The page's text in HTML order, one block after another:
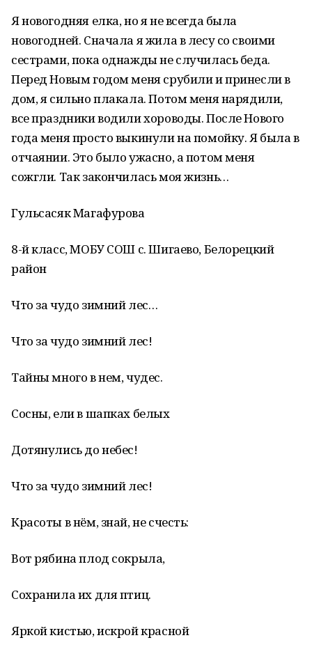
Я новогодняя елка, но я не всегда была
новогодней. Сначала я жила в лесу со своими
сестрами, пока однажды не случилась беда.
Перед Новым годом меня срубили и принесли в
дом, я сильно плакала. Потом меня нарядили,
все праздники водили хороводы. После Нового
года меня просто выкинули на помойку. Я была в
отчаянии. Это было ужасно, а потом меня
сожгли. Так закончилась моя жизнь…
Гульсасяк Магафурова
8-й класс, МОБУ СОШ с. Шигаево, Белорецкий
район
Что за чудо зимний лес…
Что за чудо зимний лес!
Тайны много в нем, чудес.
Сосны, ели в шапках белых
Дотянулись до небес!
Что за чудо зимний лес!
Красоты в нём, знай, не счесть:
Вот рябина плод сокрыла,
Сохранила их для птиц.
Яркой кистью, искрой красной